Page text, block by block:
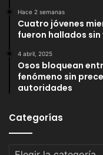
Hace 2 semanas
Cuatro jóvenes
fueron hallados sin
4 abril, 2025
Osos bloquean
fenómeno sin
autoridades
Categorías
Categorías